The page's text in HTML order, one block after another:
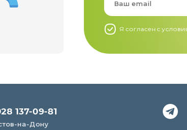
Я согласен c
137-09-81
на-Дону